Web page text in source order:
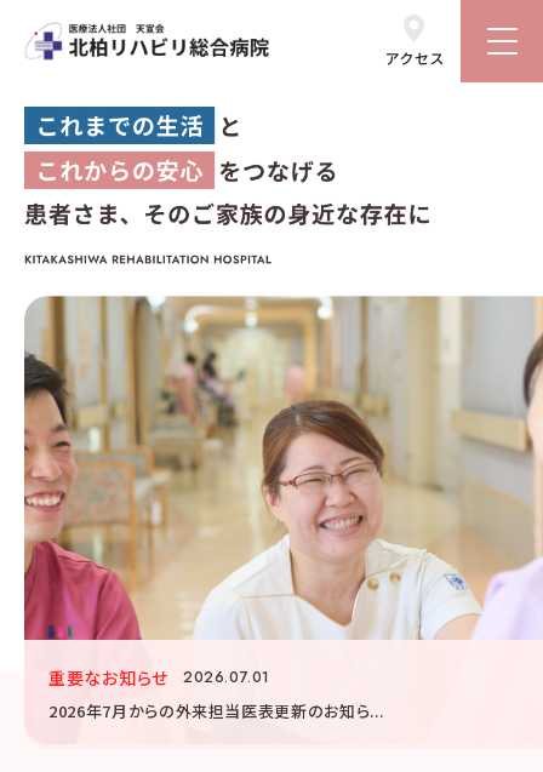
重要なお知らせ 2026.07.01
2026年7月からの外来担当医表更新のお知ら...